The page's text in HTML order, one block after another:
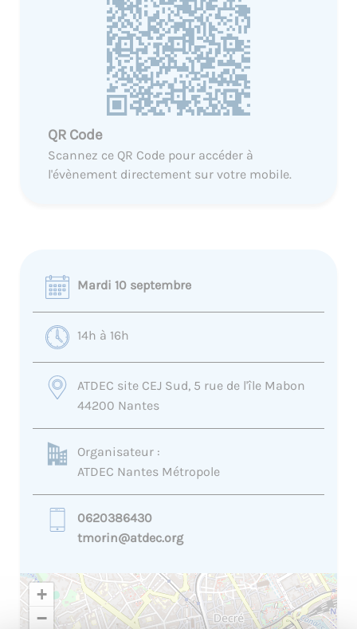
QR Code
Scannez ce QR Code pour accéder à
l'évènement directement sur votre mobile.
Mardi 10 septembre
14h à 16h
ATDEC site CEJ Sud, 5 rue de l'île Mabon
44200 Nantes
Organisateur :
ATDEC Nantes Métropole
0620386430
tmorin@atdec.org
+
−